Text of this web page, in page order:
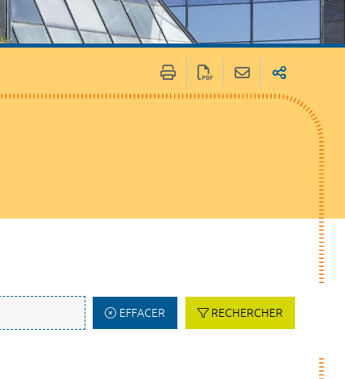
EFFACER RECHERCHER